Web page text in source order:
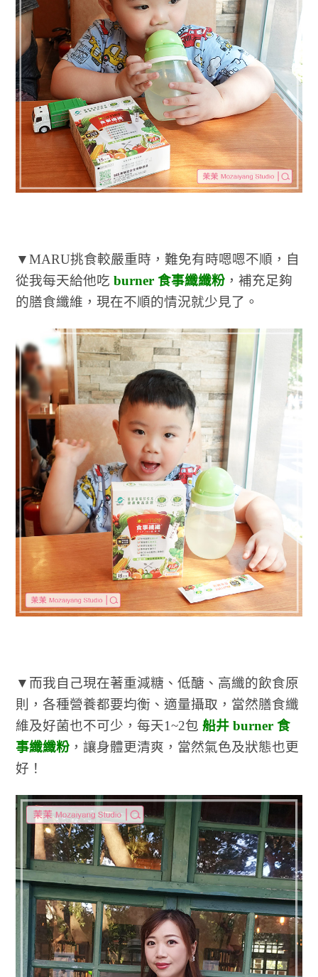
▼MARU挑食較嚴重時，難免有時嗯嗯不順，自
從我每天給他吃 burner 食事纖纖粉，補充足夠
的膳食纖維，現在不順的情況就少見了。
▼而我自己現在著重減糖、低醣、高纖的飲食原
則，各種營養都要均衡、適量攝取，當然膳食纖
維及好菌也不可少，每天1~2包 船井 burner 食
事纖纖粉，讓身體更清爽，當然氣色及狀態也更
好！